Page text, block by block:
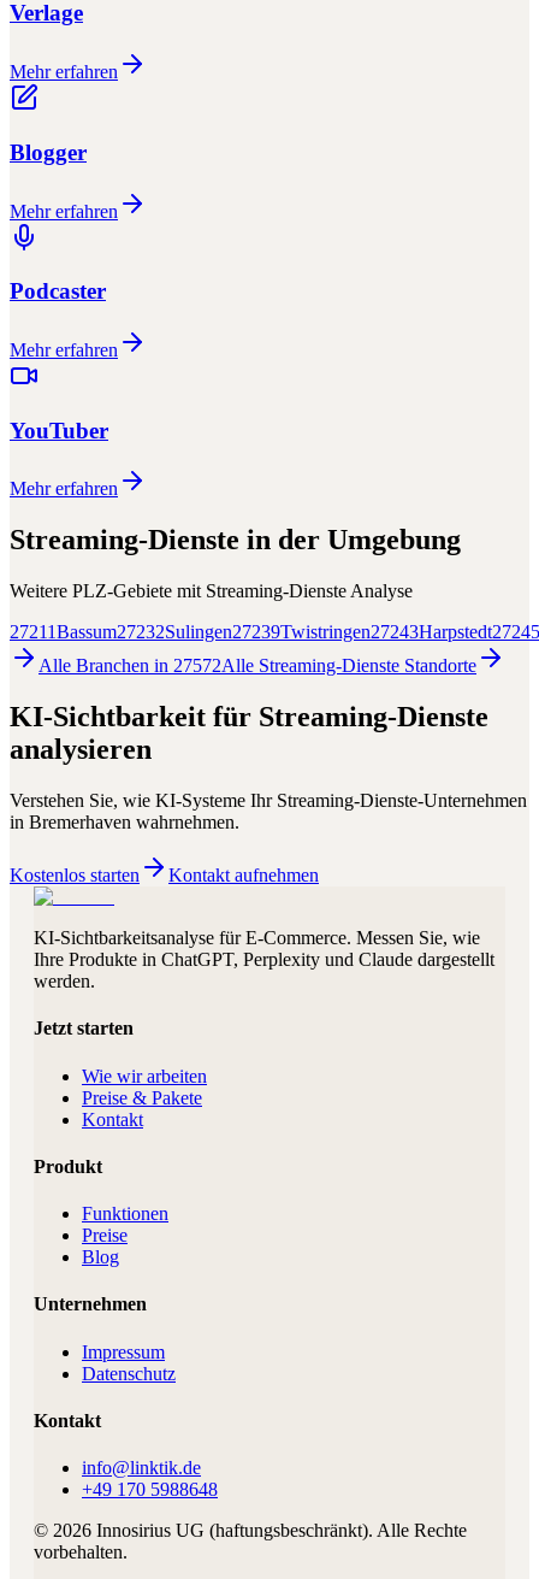
Verlage
Mehr erfahren
Blogger
Mehr erfahren
Podcaster
Mehr erfahren
YouTuber
Mehr erfahren
Streaming-Dienste in der Umgebung
Weitere PLZ-Gebiete mit Streaming-Dienste Analyse
27211Bassum27232Sulingen27239Twistringen27243Harpstedt27245
Alle Branchen in 27572Alle Streaming-Dienste Standorte
KI-Sichtbarkeit für Streaming-Dienste
analysieren
Verstehen Sie, wie KI-Systeme Ihr Streaming-Dienste-Unternehmen
in Bremerhaven wahrnehmen.
Kostenlos starten Kontakt aufnehmen
KI-Sichtbarkeitsanalyse für E-Commerce. Messen Sie, wie
Ihre Produkte in ChatGPT, Perplexity und Claude dargestellt
werden.
Jetzt starten
Wie wir arbeiten
Preise & Pakete
Kontakt
Produkt
Funktionen
Preise
Blog
Unternehmen
Impressum
Datenschutz
Kontakt
info@linktik.de
+49 170 5988648
© 2026 Innosirius UG (haftungsbeschränkt). Alle Rechte
vorbehalten.